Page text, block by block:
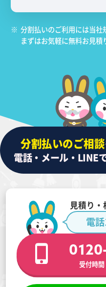
※ 分割払いのご利用には当社
まずはお気軽に無料お見積
分割払いのご相談
電話・メール・LINE
見積り・
電
受付時